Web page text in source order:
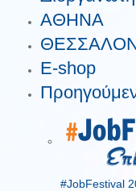
ΑΘΗΝΑ
E-shop
#JobFestival